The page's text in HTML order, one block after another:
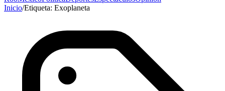
Inicio/Etiqueta: Exoplaneta